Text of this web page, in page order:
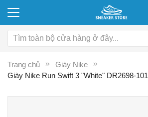
Trang chủ
Giày Nike
Giày Nike Run Swift 3 "White" DR2698-101